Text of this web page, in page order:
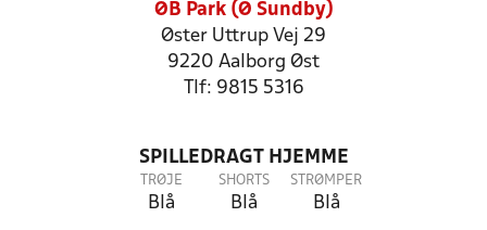
ØB Park (Ø Sundby)
Øster Uttrup Vej 29
9220 Aalborg Øst
Tlf: 9815 5316
SPILLEDRAGT HJEMME
TRØJE
Blå
SHORTS
Blå
STRØMPER
Blå